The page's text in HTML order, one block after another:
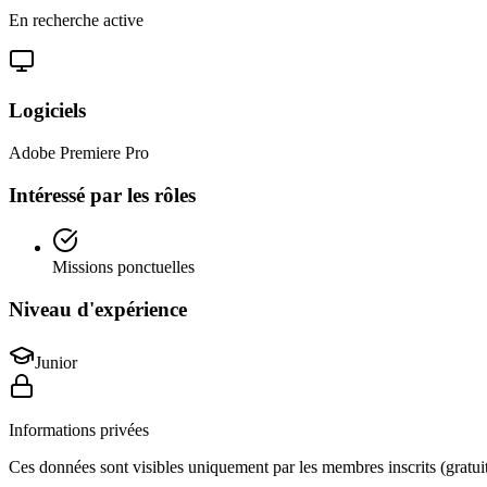
En recherche active
Logiciels
Adobe Premiere Pro
Intéressé par les rôles
Missions ponctuelles
Niveau d'expérience
Junior
Informations privées
Ces données sont visibles uniquement par les membres inscrits